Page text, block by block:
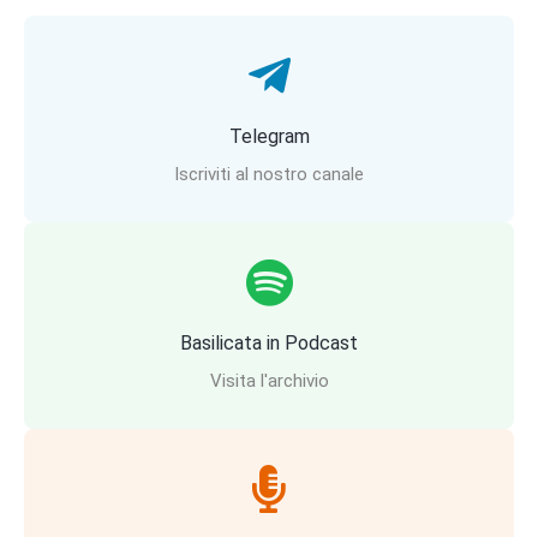
Telegram
Iscriviti al nostro canale
Basilicata in Podcast
Visita l'archivio